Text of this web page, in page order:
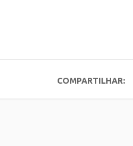
COMPARTILHAR: